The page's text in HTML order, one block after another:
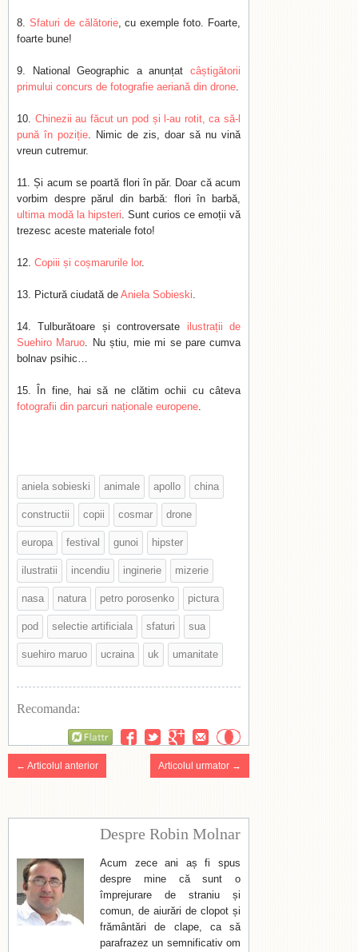
Sfaturi de călătorie, cu exemple foto. Foarte,
foarte bune!
National Geographic a anunțatcâștigătorii
primului concurs de fotografie aeriană din drone.
Chinezii au făcut un pod și l-au rotit, ca să-l
pună în poziție. Nimic de zis, doar să nu vină
vreun cutremur.
Și acum se poartă flori în păr. Doar că acum
vorbim despre părul din barbă: flori în barbă,
ultima modă la hipsteri. Sunt curios ce emoții vă
trezesc aceste materiale foto!
Copiii și coșmarurile lor.
Pictură ciudată de Aniela Sobieski.
Tulburătoare și controversate ilustrații de
Suehiro Maruo. Nu știu, mie mi se pare cumva
bolnav psihic…
În fine, hai să ne clătim ochii cu câteva
fotografii din parcuri naționale europene.
aniela sobieski animale apollo china
constructii copii cosmar drone
europa festival gunoi hipster
ilustratii incendiu inginerie mizerie
nasa natura petro porosenko pictura
pod selectie artificiala sfaturi sua
suehiro maruo ucraina uk umanitate
Recomanda:
← Articolul anterior Articolul urmator →
Despre Robin Molnar
Acum zece ani aș fi spus
despre mine că sunt o
împrejurare de straniu și
comun, de aiurări de clopot și
frământări de clape, ca să
parafrazez un semnificativ om